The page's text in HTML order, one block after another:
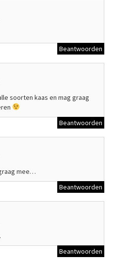
Beantwoorden
soorten kaas en mag graag
Beantwoorden
mee…
Beantwoorden
Beantwoorden